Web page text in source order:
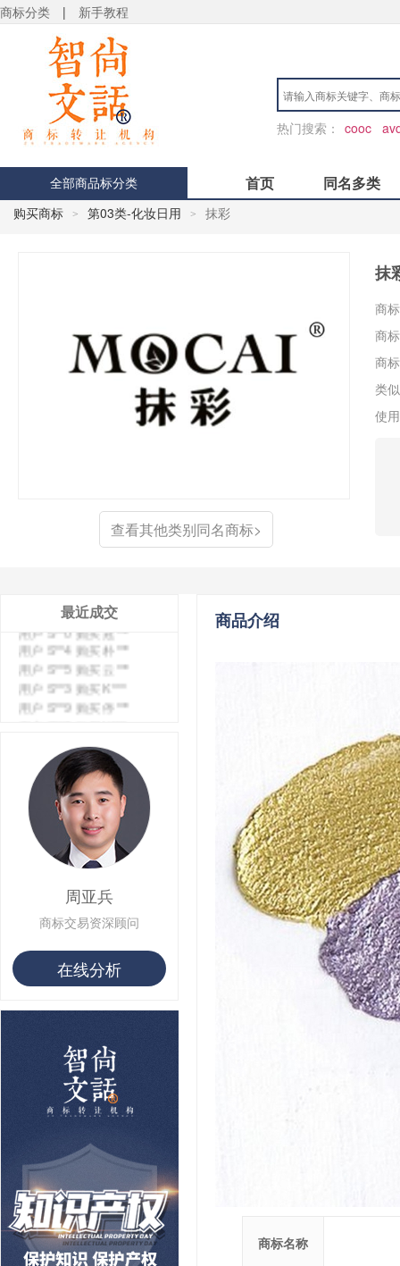
商标分类 | 新手教程
热门搜索： cooc
全部商品标分类 首页 同名多类
购买商标 > 第03类-化妆日用 > 抹彩
查看其他类别同名商标>
抹
商
商
商
类
使
最近成交
用户 S**0 购买 冠***
用户 S**4 购买 朴***
用户 S**5 购买 云***
用户 S**3 购买 K***
用户 S**9 购买 停***
用户 S**0 购买 V***
用户 S**8 购买 专***
用户 S**14 购买 宅***
用户 S**26 购买 图***
用户 S**10 购买 侯***
用户 S**16 购买 火***
用户 S**25 购买 水***
用户 S**33 购买 巴***
用户 S**19 购买 T***
用户 S**22 购买 茶***
用户 S**68 购买 俏***
周亚兵
商标交易资深顾问
在线分析
商品介绍
商标名称